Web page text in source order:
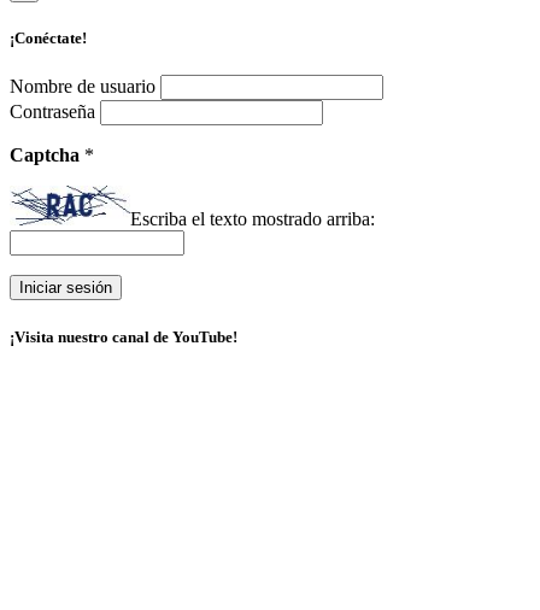
¡Conéctate!
Nombre de usuario
Contraseña
Captcha *
Escriba el texto mostrado arriba:
¡Visita nuestro canal de YouTube!